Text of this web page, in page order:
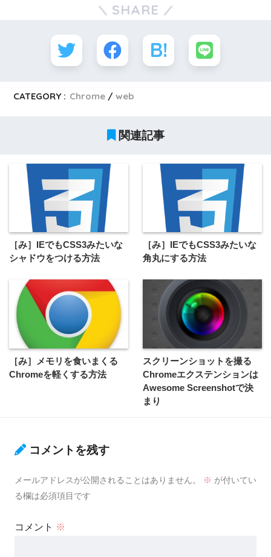
SHARE
CATEGORY : Chrome web
関連記事
［み］IEでもCSS3みたいな
シャドウをつける方法
［み］IEでもCSS3みたいな
角丸にする方法
［み］メモリを食いまくる
Chromeを軽くする方法
スクリーンショットを撮る
Chromeエクステンションは
Awesome Screenshotで決
まり
コメントを残す
メールアドレスが公開されることはありません。 ※ が付いてい
る欄は必須項目です
コメント ※